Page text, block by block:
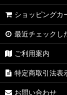
ショッピングカ
最近チェックし
ご利用案内
特定商取引法表
お問い合わせ